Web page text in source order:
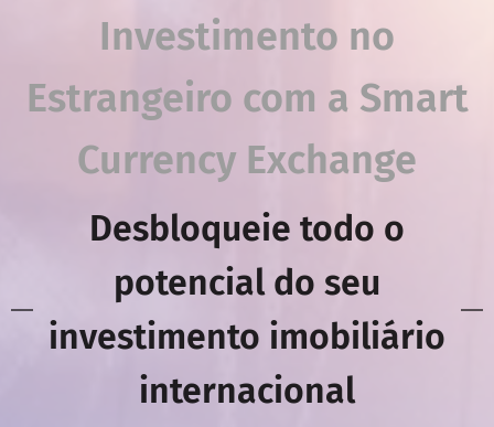
Investimento no
Estrangeiro com a Smart
Currency Exchange
Desbloqueie todo o
potencial do seu
investimento imobiliário
internacional